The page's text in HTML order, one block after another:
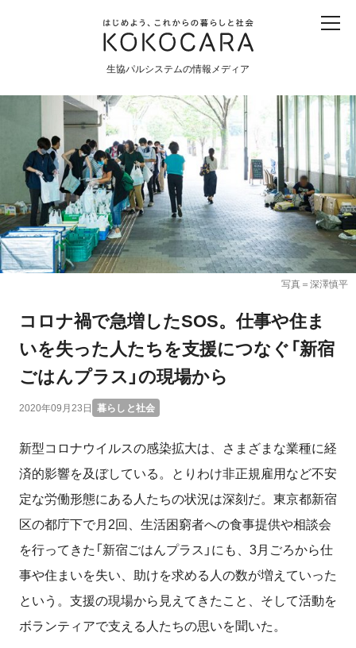
生協パルシステムの情報メディア
産直 食育 食べる 震災
食と農
暮らしと社会
環境と平和
生協の宅配パルシステム
写真＝深澤慎平
コロナ禍で急増したSOS。仕事や住ま
いを失った人たちを支援につなぐ「新宿
ごはんプラス」の現場から
2020年09月23日 暮らしと社会
新型コロナウイルスの感染拡大は、さまざまな業種に経
済的影響を及ぼしている。とりわけ非正規雇用など不安
定な労働形態にある人たちの状況は深刻だ。東京都新宿
区の都庁下で月2回、生活困窮者への食事提供や相談会
を行ってきた「新宿ごはんプラス」にも、3月ごろから仕
事や住まいを失い、助けを求める人の数が増えていった
という。支援の現場から見えてきたこと、そして活動を
ボランティアで支える人たちの思いを聞いた。